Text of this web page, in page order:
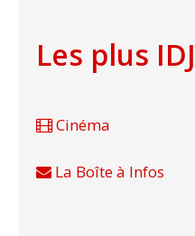
Les plus IDJ
Cinéma
La Boîte à Infos